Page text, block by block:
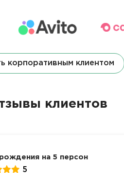
корпоративным клиентом
клиентов
на 5 персон
5